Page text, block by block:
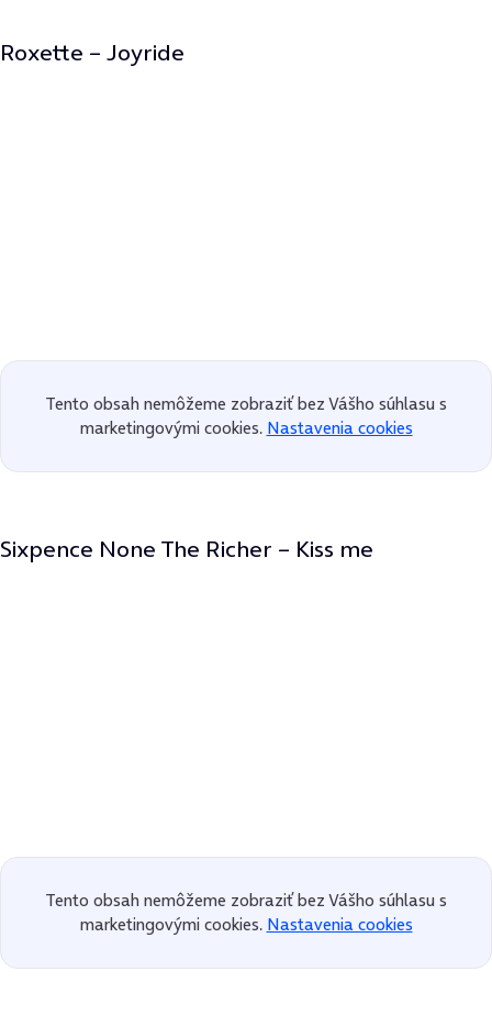
Roxette – Joyride
Tento obsah nemôžeme zobraziť bez Vášho súhlasu s
marketingovými cookies. Nastavenia cookies
Sixpence None The Richer – Kiss me
Tento obsah nemôžeme zobraziť bez Vášho súhlasu s
marketingovými cookies. Nastavenia cookies